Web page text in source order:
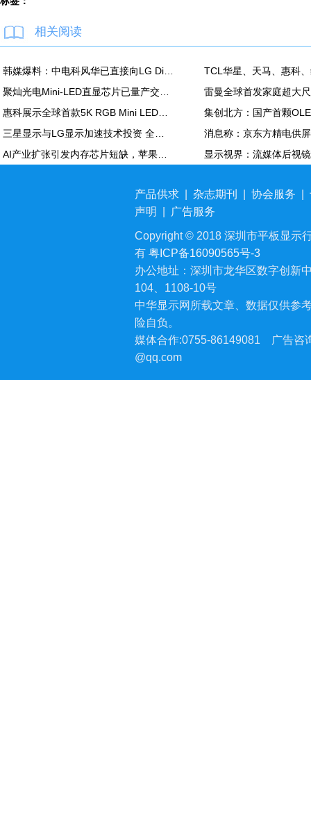
相关阅读
韩媒爆料：中电科风华已直接向LG Display越南OLED模组生产线提供设备
聚灿光电Mini-LED直显芯片已量产交付，重塑COB色彩标准
惠科展示全球首款5K RGB Mini LED显示面板：90Hz，100% DCI-P3
三星显示与LG显示加速技术投资 全力应对中国追击
AI产业扩张引发内存芯片短缺，苹果MacBook Air供应紧张
产品供求 杂志期刊 协会服务
声明
广告服务
Copyright © 2018 深圳市平板显示
有 粤ICP备16090565号-3
办公地址：深圳市龙华区数字创新
104、1108-10号
中华显示网所载文章、数据仅供参
险自负。
媒体合作:0755-86149081
广告咨
@qq.com